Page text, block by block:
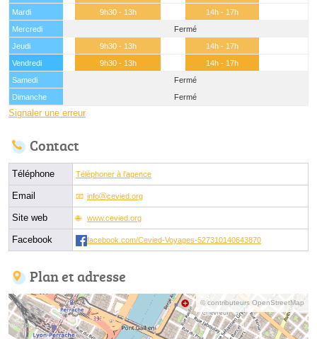
Mardi
9h30 - 13h
14h - 17h
Mercredi
Fermé
Jeudi
9h30 - 13h
14h - 17h
Vendredi
9h30 - 13h
14h - 17h
Samedi
Fermé
Dimanche
Fermé
Signaler une erreur
Contact
Téléphone Téléphoner à l'agence
Email infoⓐcevied.org
Site web www.cevied.org
Facebook facebook.com/Cevied-Voyages-527310140643870
Plan et adresse
© contributeurs OpenStreetMap